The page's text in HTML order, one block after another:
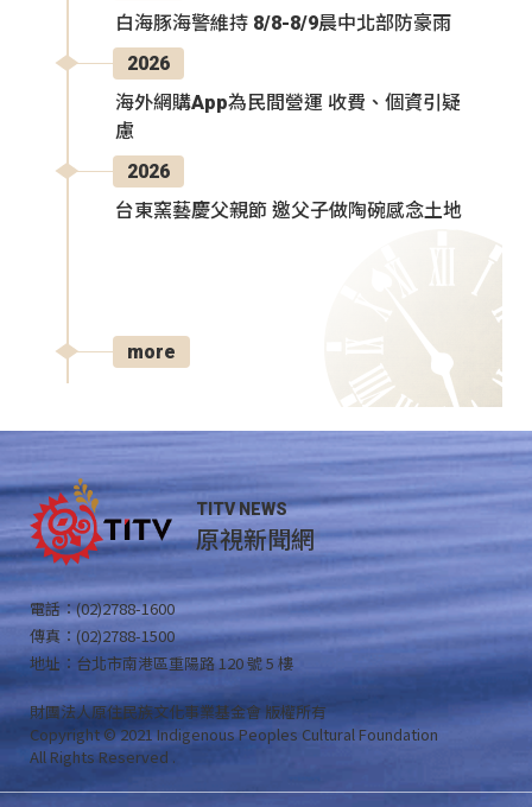
白海豚海警維持 8/8-8/9晨中北部防豪雨
2026
海外網購App為民間營運 收費、個資引疑
慮
2026
台東窯藝慶父親節 邀父子做陶碗感念土地
more
TITV NEWS
原視新聞網
電話：(02)2788-1600
傳真：(02)2788-1500
地址：台北市南港區重陽路 120 號 5 樓
財團法人原住民族文化事業基金會 版權所有
Copyright © 2021 Indigenous Peoples Cultural Foundation
All Rights Reserved .